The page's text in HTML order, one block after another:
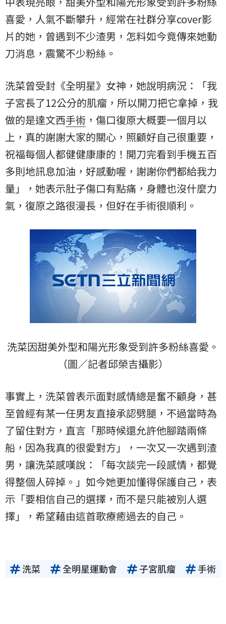
喜愛，人氣不斷攀升，經常在社群分享cover影
片的她，曾遇到不少渣男，怎料如今竟傳來她動
刀消息，震驚不少粉絲。
洗菜曾受封《全明星》女神，她說明病況：「我
子宮長了12公分的肌瘤，所以開刀把它拿掉，我
做的是達文西手術 ，傷口復原大概要一個月以
上，真的謝謝大家的關心，照顧好自己很重要，
祝福每個人都健健康康的！開刀完看到手機五百
多則地訊息加油，好感動喔，謝謝你們都給我力
量」，她表示肚子傷口有點痛，身體也沒什麼力
氣，復原之路很漫長，但好在手術很順利。
洗菜因甜美外型和陽光形象受到許多粉絲喜愛。
（圖／記者邱榮吉攝影）
事實上，洗菜曾表示面對感情總是奮不顧身，甚
至曾經有某一任男友直接承認劈腿，不過當時為
了留住對方，直言「那時候還允許他腳踏兩條
船，因為我真的很愛對方」，一次又一次遇到渣
男，讓洗菜感嘆說：「每次談完一段感情，都覺
得整個人碎掉。」如今她更加懂得保護自己，表
示「要相信自己的選擇，而不是只能被別人選
擇」，希望藉由這首歌療癒過去的自己。
洗菜 全明星運動會 子宮肌瘤 手術